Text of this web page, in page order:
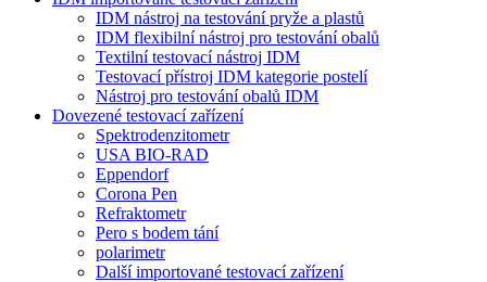
IDM nástroj na testování pryže a plastů
IDM flexibilní nástroj pro testování obalů
Textilní testovací nástroj IDM
Testovací přístroj IDM kategorie postelí
Nástroj pro testování obalů IDM
Dovezené testovací zařízení
Spektrodenzitometr
USA BIO-RAD
Eppendorf
Corona Pen
Refraktometr
Pero s bodem tání
polarimetr
Další importované testovací zařízení